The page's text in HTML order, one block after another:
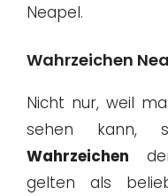
Neapel.
Wahrzeichen
Nicht nur, weil
sehen kann,
Wahrzeichen
gelten als